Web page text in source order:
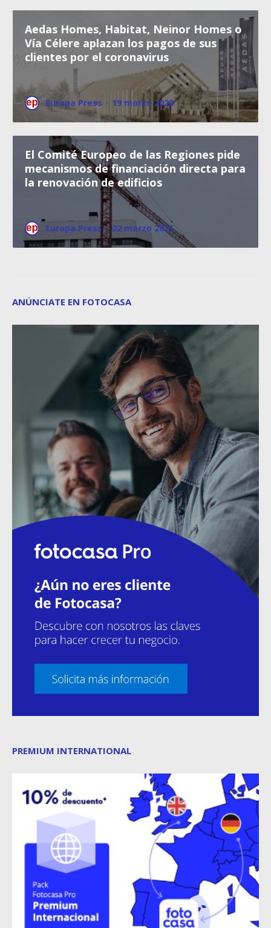
Aedas Homes, Habitat, Neinor Homes o
Vía Célere aplazan los pagos de sus
clientes por el coronavirus
Europa Press · 19 marzo 2020
El Comité Europeo de las Regiones pide
mecanismos de financiación directa para
la renovación de edificios
Europa Press · 22 marzo 2021
ANÚNCIATE EN FOTOCASA
PREMIUM INTERNATIONAL